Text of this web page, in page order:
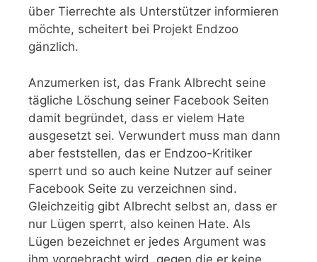
über Tierrechte als Unterstützer informieren
möchte, scheitert bei Projekt Endzoo
gänzlich.
Anzumerken ist, das Frank Albrecht seine
tägliche Löschung seiner Facebook Seiten
damit begründet, dass er vielem Hate
ausgesetzt sei. Verwundert muss man dann
aber feststellen, das er Endzoo-Kritiker
sperrt und so auch keine Nutzer auf seiner
Facebook Seite zu verzeichnen sind.
Gleichzeitig gibt Albrecht selbst an, dass er
nur Lügen sperrt, also keinen Hate. Als
Lügen bezeichnet er jedes Argument was
ihm vorgebracht wird, gegen die er keine